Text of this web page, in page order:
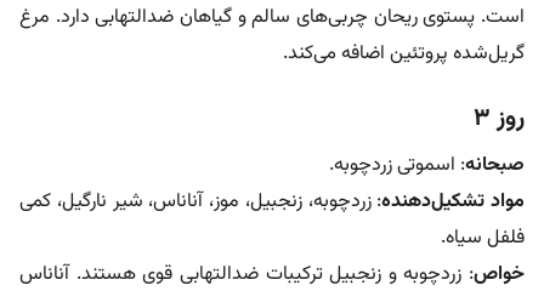
است. پستوی ریحان چربی‌های سالم و گیاهان ضدالتهابی دارد. مرغ
گریل‌شده پروتئین اضافه می‌کند.
روز ۳
صبحانه: اسموتی زردچوبه.
مواد تشکیل‌دهنده: زردچوبه، زنجبیل، موز، آناناس، شیر نارگیل، کمی
فلفل سیاه.
خواص: زردچوبه و زنجبیل ترکیبات ضدالتهابی قوی هستند. آناناس